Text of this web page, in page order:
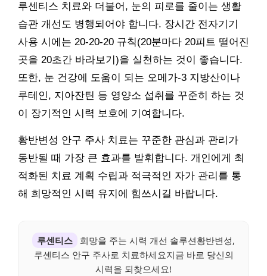
루센티스 치료와 더불어, 눈의 피로를 줄이는 생활
습관 개선도 병행되어야 합니다. 장시간 전자기기
사용 시에는 20-20-20 규칙(20분마다 20피트 떨어진
곳을 20초간 바라보기)을 실천하는 것이 좋습니다.
또한, 눈 건강에 도움이 되는 오메가-3 지방산이나
루테인, 지아잔틴 등 영양소 섭취를 꾸준히 하는 것
이 장기적인 시력 보호에 기여합니다.
황반변성 안구 주사 치료는 꾸준한 관심과 관리가
동반될 때 가장 큰 효과를 발휘합니다. 개인에게 최
적화된 치료 계획 수립과 적극적인 자가 관리를 통
해 희망적인 시력 유지에 힘쓰시길 바랍니다.
루센티스
희망을 주는 시력 개선 솔루션황반변성,
루센티스 안구 주사로 치료하세요지금 바로 당신의
시력을 되찾으세요!